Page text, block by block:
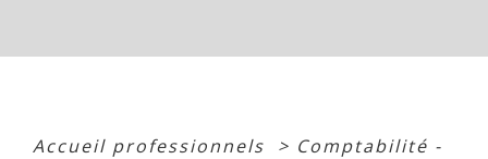
Accueil professionnels > Comptabilité -